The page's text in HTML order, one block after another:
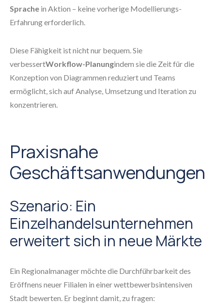
Sprache in Aktion – keine vorherige Modellierungs-
Erfahrung erforderlich.
Diese Fähigkeit ist nicht nur bequem. Sie
verbessertWorkflow-Planungindem sie die Zeit für die
Konzeption von Diagrammen reduziert und Teams
ermöglicht, sich auf Analyse, Umsetzung und Iteration zu
konzentrieren.
Praxisnahe
Geschäftsanwendungen
Szenario: Ein
Einzelhandelsunternehmen
erweitert sich in neue Märkte
Ein Regionalmanager möchte die Durchführbarkeit des
Eröffnens neuer Filialen in einer wettbewerbsintensiven
Stadt bewerten. Er beginnt damit, zu fragen: